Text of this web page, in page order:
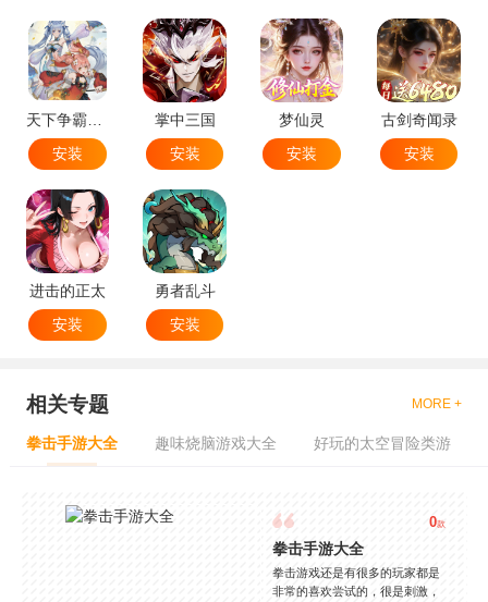
天下争霸三国志
安装
掌中三国
安装
梦仙灵
安装
古剑奇闻录
安装
进击的正太
安装
勇者乱斗
安装
相关专题 MORE +
拳击手游大全 趣味烧脑游戏大全 好玩的太空冒险类游
0款
拳击手游大全
拳击游戏还是有很多的玩家都是
非常的喜欢尝试的，很是刺激，